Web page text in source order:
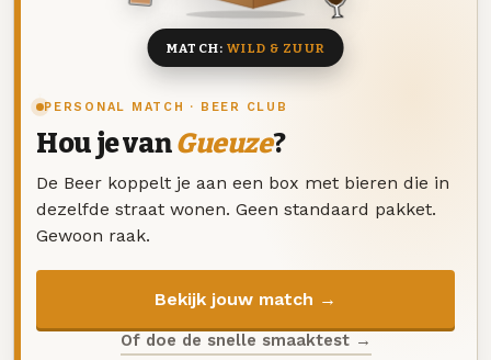
PERSONAL MATCH · BEER CLUB
Hou je vanGueuze?
De Beer koppelt je aan een box met bieren die in
dezelfde straat wonen. Geen standaard pakket.
Gewoon raak.
Bekijk jouw match →
Of doe de snelle smaaktest →
MATCH:WILD & ZUUR